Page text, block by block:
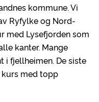
kommune. Vi
Ryfylke og Nord-
med Lysefjorden som
kanter. Mange
i fjellheimen. De siste
med topp